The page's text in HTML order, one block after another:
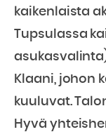
kaikenlaista
Tupsulassa
Klaani, johon
kuuluvat.
Hyvä